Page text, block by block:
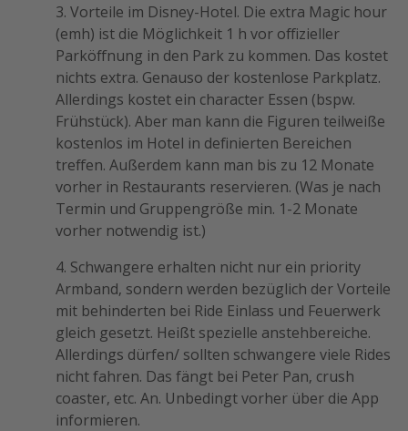
3. Vorteile im Disney-Hotel. Die extra Magic hour
(emh) ist die Möglichkeit 1 h vor offizieller
Parköffnung in den Park zu kommen. Das kostet
nichts extra. Genauso der kostenlose Parkplatz.
Allerdings kostet ein character Essen (bspw.
Frühstück). Aber man kann die Figuren teilweiße
kostenlos im Hotel in definierten Bereichen
treffen. Außerdem kann man bis zu 12 Monate
vorher in Restaurants reservieren. (Was je nach
Termin und Gruppengröße min. 1-2 Monate
vorher notwendig ist.)
4. Schwangere erhalten nicht nur ein priority
Armband, sondern werden bezüglich der Vorteile
mit behinderten bei Ride Einlass und Feuerwerk
gleich gesetzt. Heißt spezielle anstehbereiche.
Allerdings dürfen/ sollten schwangere viele Rides
nicht fahren. Das fängt bei Peter Pan, crush
coaster, etc. An. Unbedingt vorher über die App
informieren.